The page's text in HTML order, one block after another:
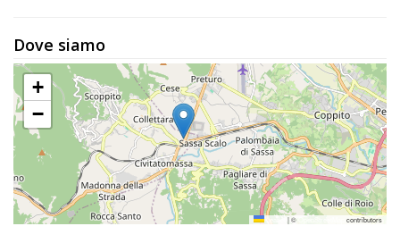
Noi
Inserisci
Attività
Accedi
Dove siamo
+
−
Leaflet |© contributors